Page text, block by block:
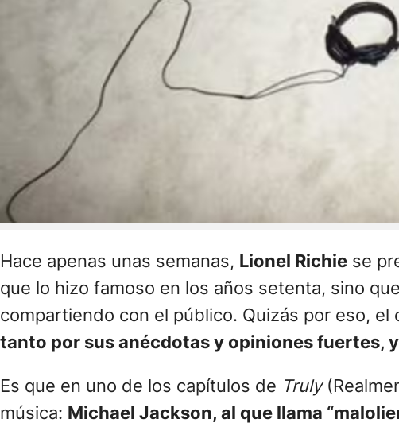
Hace apenas unas semanas, Lionel Richie se
que lo hizo famoso en los años setenta, sino
compartiendo con el público. Quizás por eso,
tanto por sus anécdotas y opiniones fuertes,
Es que en uno de los capítulos de Truly
música: Michael Jackson, al que llama